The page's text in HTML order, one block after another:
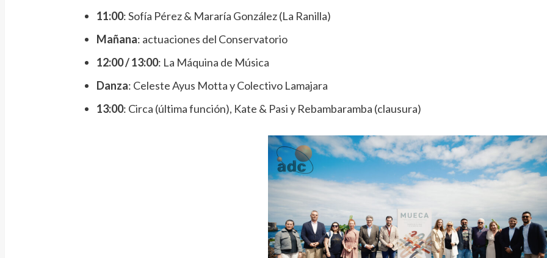
11:00: Sofía Pérez & Mararía González (La Ranilla)
Mañana: actuaciones del Conservatorio
12:00 / 13:00: La Máquina de Música
Danza: Celeste Ayus Motta y Colectivo Lamajara
13:00: Circa (última función), Kate & Pasi y Rebambaramba (clausura)